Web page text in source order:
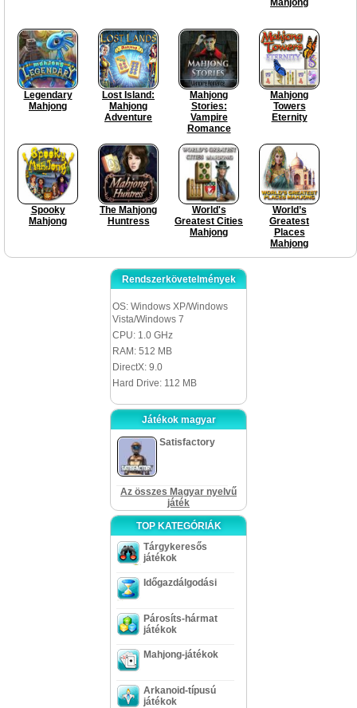
Legendary
Mahjong
Lost Island:
Mahjong
Adventure
Mahjong
Stories:
Vampire
Romance
Mahjong
Towers
Eternity
Spooky
Mahjong
The Mahjong
Huntress
World's
Greatest Cities
Mahjong
World’s
Greatest
Places
Mahjong
Rendszerkövetelmények
OS: Windows XP/Windows
Vista/Windows 7
CPU: 1.0 GHz
RAM: 512 MB
DirectX: 9.0
Hard Drive: 112 MB
Játékok magyar
Satisfactory
Az összes Magyar nyelvű
játék
TOP KATEGÓRIÁK
Tárgykeresős
játékok
Időgazdálgodási
Párosíts-hármat
játékok
Mahjong-játékok
Arkanoid-típusú
játékok